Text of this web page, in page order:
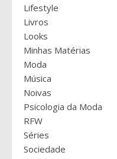
Lifestyle
Livros
Looks
Minhas Matérias
Moda
Música
Noivas
Psicologia da Moda
RFW
Séries
Sociedade